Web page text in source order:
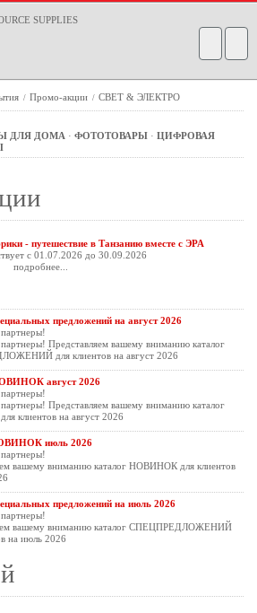
/ Промо-акции / СВЕТ & ЭЛЕКТРО
ДЛЯ ДОМА · ФОТОТОВАРЫ · ЦИФРОВАЯ
- путешествие в Танзанию вместе с ЭРА
с 01.07.2026 до 30.09.2026
подробнее...
предложений на август 2026
Представляем вашему вниманию каталог
для клиентов на август 2026
август 2026
Представляем вашему вниманию каталог
клиентов на август 2026
июль 2026
вашему вниманию каталог НОВИНОК для клиентов
предложений на июль 2026
вашему вниманию каталог СПЕЦПРЕДЛОЖЕНИЙ
на июль 2026